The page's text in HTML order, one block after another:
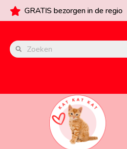
GRATIS bezorgen in de regio